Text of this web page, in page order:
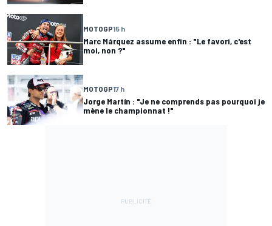
MOTOGP15 h
Marc Márquez assume enfin : "Le favori, c'est
moi, non ?"
MOTOGP17 h
Jorge Martín : "Je ne comprends pas pourquoi je
mène le championnat !"